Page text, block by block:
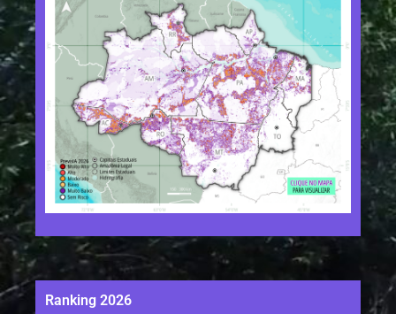
Ranking 2026